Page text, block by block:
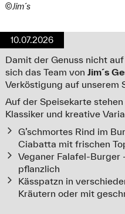
©Jim´s
10.07.2026
Damit der Genuss nicht
sich das Team von Jim´s
Verköstigung auf unserem
Auf der Speisekarte
Klassiker und kreative
G’schmortes Rind im
Ciabatta mit frischen
Veganer Falafel-Burger
pflanzlich
Kässpatzn in
Kräutern oder mit